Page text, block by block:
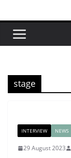
stage
INTERVIEW NEWS
29 August 2023